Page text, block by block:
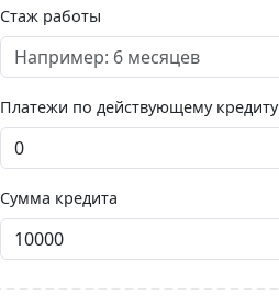
Стаж работы
Платежи по действующему кредиту
Сумма кредита